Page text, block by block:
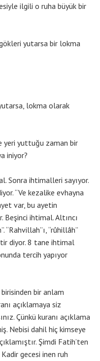
ilgili o ruha büyük bir
yutarsa bir lokma
lokma olarak
yeri yuttuğu zaman bir
iniyor?
Sonra ihtimalleri sayıyor.
“Ve kezalike evhayna
var, bu ayetin
ihtimal. Altıncı
“Rahvillah”ı, “rûhillâh”
diyor. 8 tane ihtimal
tercih yapıyor
bir anlam
açıklamaya siz
Çünkü kuranı açıklama
Nebisi dahil hiç kimseye
Şimdi Fatih’ten
gecesi inen ruh